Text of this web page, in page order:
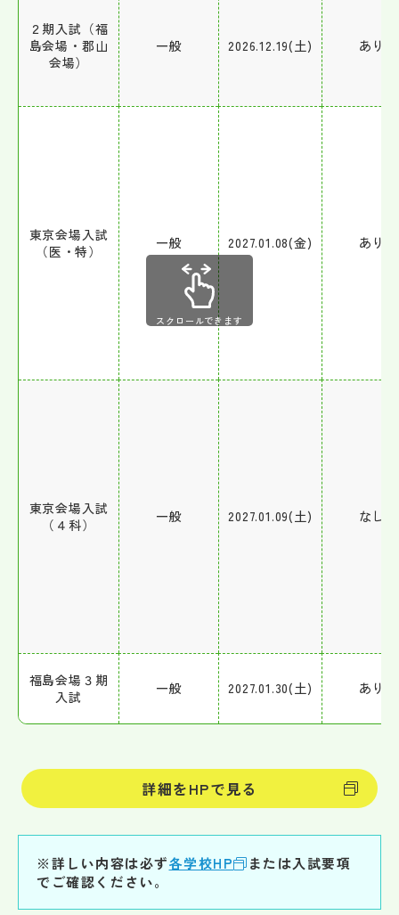
２期入試（福
島会場・郡山
会場）
一般 2026.12.19(土) あり
東京会場入試
（医・特）
一般 2027.01.08(金) あり
東京会場入試
（４科）
一般 2027.01.09(土) なし
福島会場３期
入試
一般 2027.01.30(土) あり
スクロールできます
詳細をHPで見る
※詳しい内容は必ず各学校HP
または入試要項
でご確認ください。